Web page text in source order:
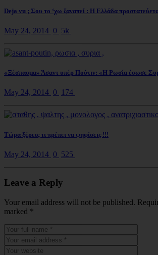
Deja vu ; Σου το ‘χω ξαναπεί : Η Ελλάδα
May 24, 2014 0 5k
«Ξέσπασμα» Άσαντ υπέρ Πούτιν: «Η Ρωσία έσωσε
May 24, 2014 0 174
Τώρα ξέρεις τι πρέπει να ψηφίσεις !!!
May 24, 2014 0 525
Leave a Reply
Your email address will not be published.
marked *